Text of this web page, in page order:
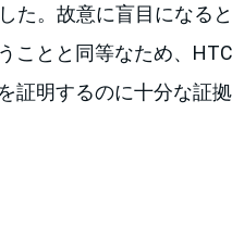
た。故意に盲目になる
ことと同等なため、
証明するのに十分な証